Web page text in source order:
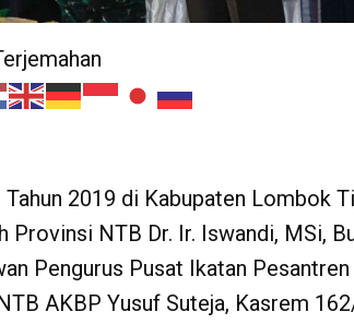
2019 di Kabupaten Lombok
NTB Dr. Ir. Iswandi, MSi,
Pengurus Pusat Ikatan
AKBP Yusuf Suteja, Kasrem